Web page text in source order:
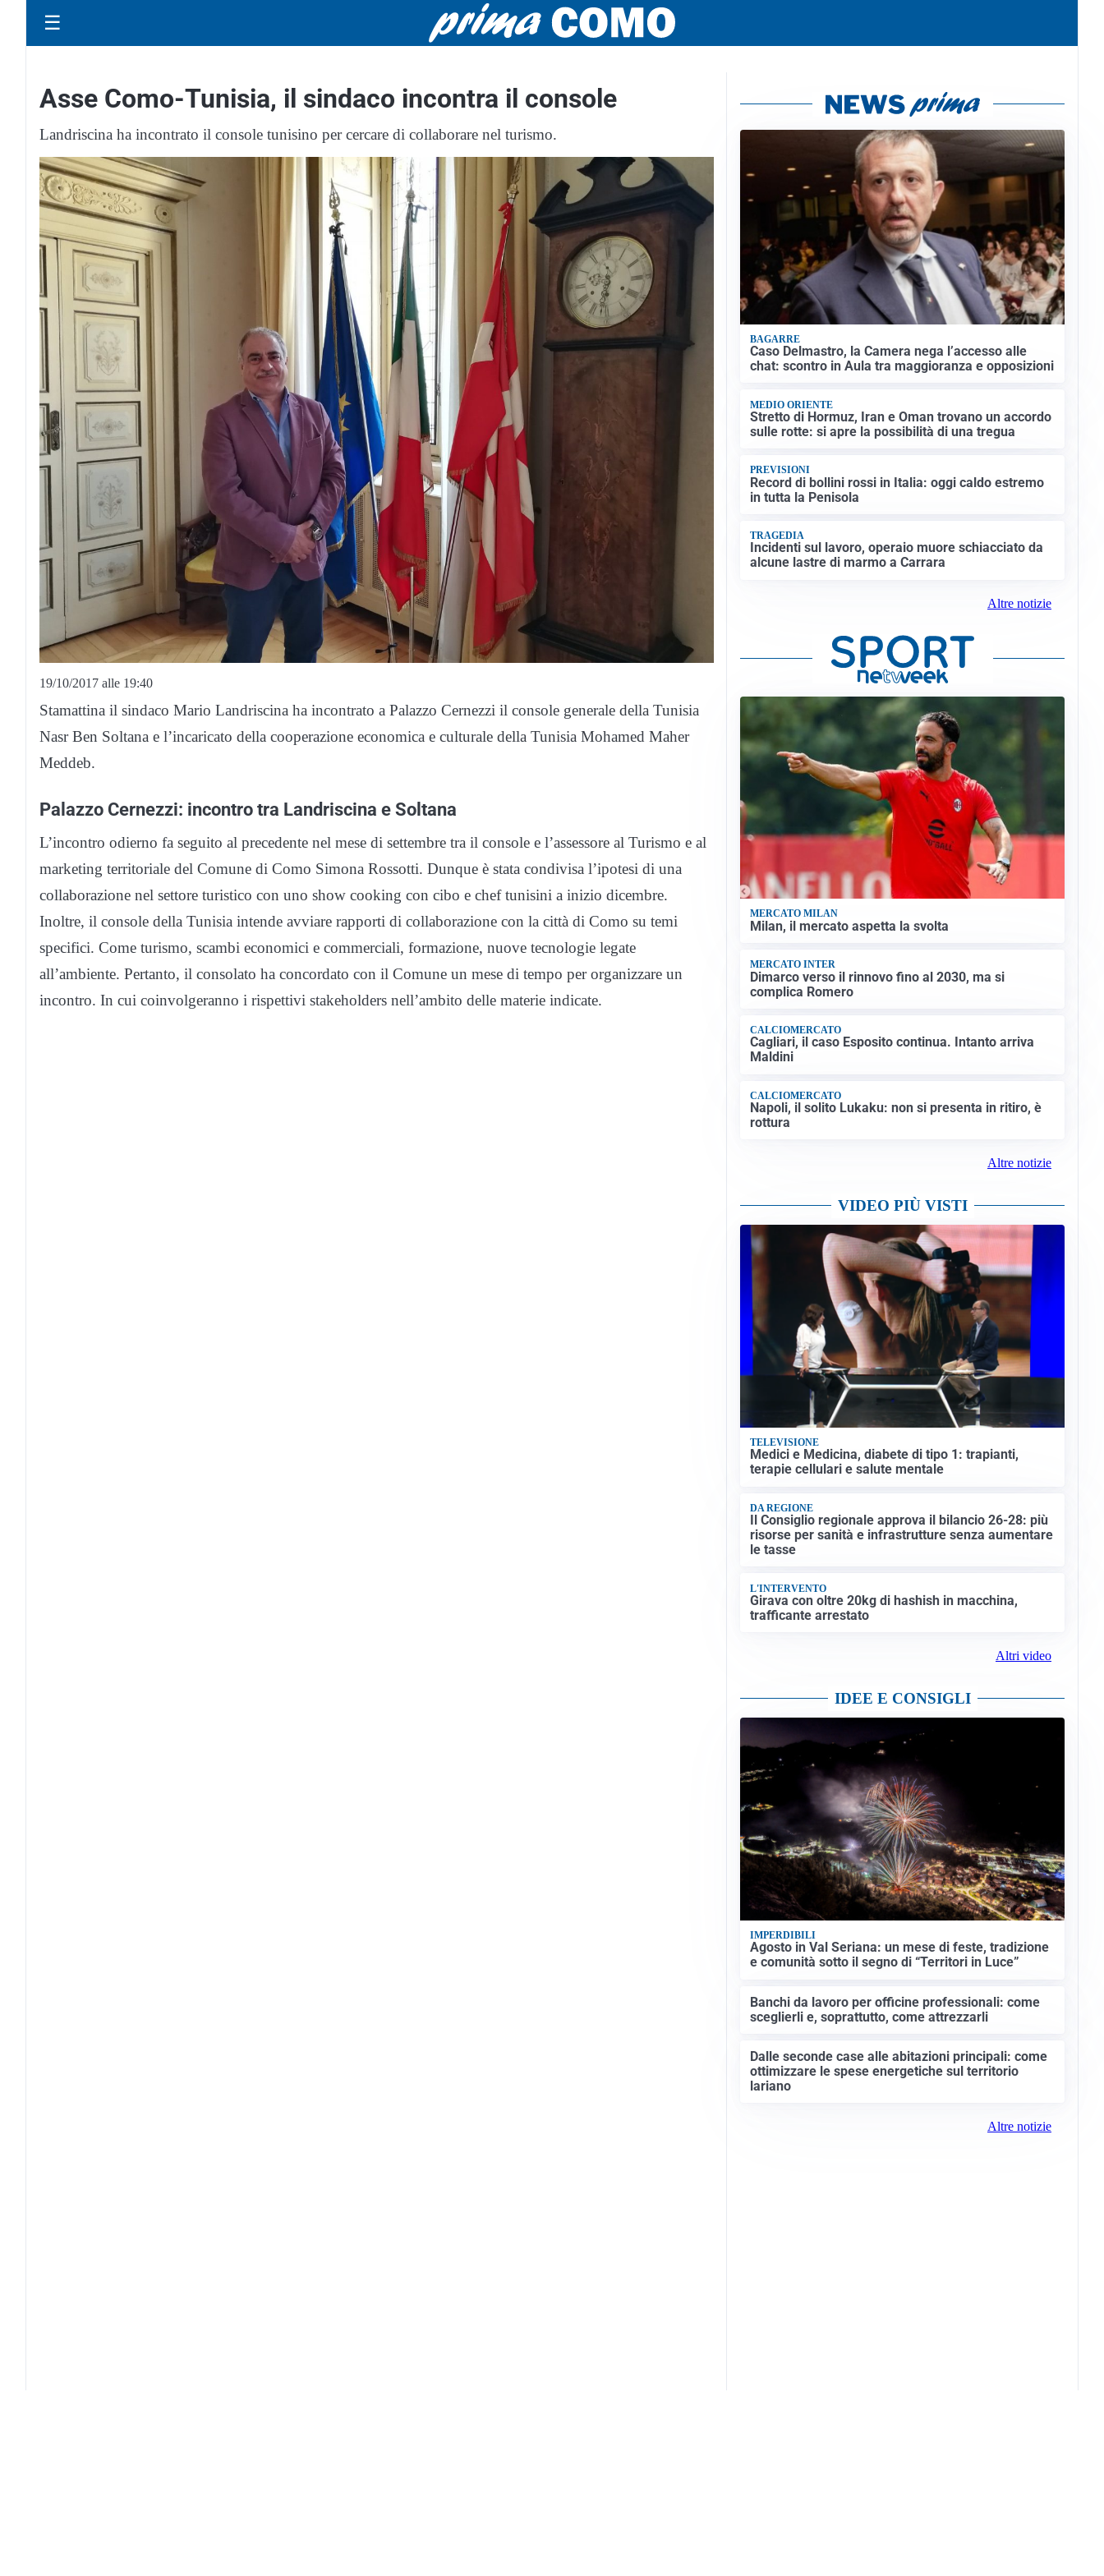
☰
Asse Como-Tunisia, il sindaco incontra il console
Landriscina ha incontrato il console tunisino per cercare di collaborare nel turismo.
19/10/2017 alle 19:40
Stamattina il sindaco Mario Landriscina ha incontrato a Palazzo Cernezzi il console generale della Tunisia
Nasr Ben Soltana e l’incaricato della cooperazione economica e culturale della Tunisia Mohamed Maher
Meddeb.
Palazzo Cernezzi: incontro tra Landriscina e Soltana
L’incontro odierno fa seguito al precedente nel mese di settembre tra il console e l’assessore al Turismo e al
marketing territoriale del Comune di Como Simona Rossotti. Dunque è stata condivisa l’ipotesi di una
collaborazione nel settore turistico con uno show cooking con cibo e chef tunisini a inizio dicembre.
Inoltre, il console della Tunisia intende avviare rapporti di collaborazione con la città di Como su temi
specifici. Come turismo, scambi economici e commerciali, formazione, nuove tecnologie legate
all’ambiente. Pertanto, il consolato ha concordato con il Comune un mese di tempo per organizzare un
incontro. In cui coinvolgeranno i rispettivi stakeholders nell’ambito delle materie indicate.
BAGARRE
Caso Delmastro, la Camera nega l’accesso alle
chat: scontro in Aula tra maggioranza e opposizioni
MEDIO ORIENTE
Stretto di Hormuz, Iran e Oman trovano un accordo
sulle rotte: si apre la possibilità di una tregua
PREVISIONI
Record di bollini rossi in Italia: oggi caldo estremo
in tutta la Penisola
TRAGEDIA
Incidenti sul lavoro, operaio muore schiacciato da
alcune lastre di marmo a Carrara
Altre notizie
MERCATO MILAN
Milan, il mercato aspetta la svolta
MERCATO INTER
Dimarco verso il rinnovo fino al 2030, ma si
complica Romero
CALCIOMERCATO
Cagliari, il caso Esposito continua. Intanto arriva
Maldini
CALCIOMERCATO
Napoli, il solito Lukaku: non si presenta in ritiro, è
rottura
Altre notizie
VIDEO PIÙ VISTI
TELEVISIONE
Medici e Medicina, diabete di tipo 1: trapianti,
terapie cellulari e salute mentale
DA REGIONE
Il Consiglio regionale approva il bilancio 26-28: più
risorse per sanità e infrastrutture senza aumentare
le tasse
L'INTERVENTO
Girava con oltre 20kg di hashish in macchina,
trafficante arrestato
Altri video
IDEE E CONSIGLI
IMPERDIBILI
Agosto in Val Seriana: un mese di feste, tradizione
e comunità sotto il segno di “Territori in Luce”
Banchi da lavoro per officine professionali: come
sceglierli e, soprattutto, come attrezzarli
Dalle seconde case alle abitazioni principali: come
ottimizzare le spese energetiche sul territorio
lariano
Altre notizie